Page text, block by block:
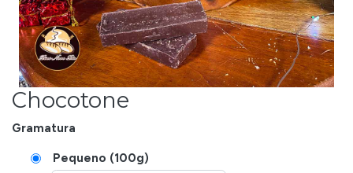
Chocotone
Gramatura
Pequeno (100g)